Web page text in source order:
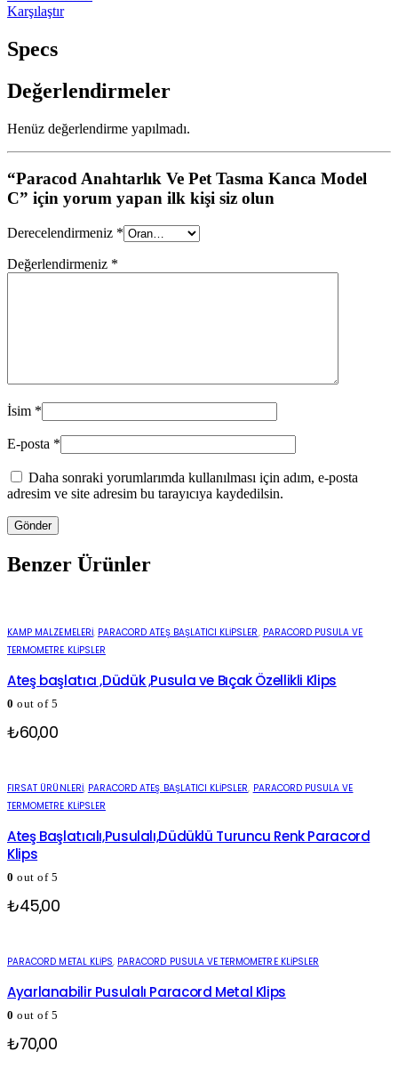
Karşılaştır
Specs
Değerlendirmeler
Henüz değerlendirme yapılmadı.
“Paracod Anahtarlık Ve Pet Tasma Kanca Model
C” için yorum yapan ilk kişi siz olun
Derecelendirmeniz *
Değerlendirmeniz *
İsim *
E-posta *
Daha sonraki yorumlarımda kullanılması için adım, e-posta
adresim ve site adresim bu tarayıcıya kaydedilsin.
Benzer Ürünler
KAMP MALZEMELERİ, PARACORD ATEŞ BAŞLATICI KLIPSLER, PARACORD PUSULA VE
TERMOMETRE KLIPSLER
Ateş başlatıcı ,Düdük ,Pusula ve Bıçak Özellikli Klips
0 out of 5
₺60,00
FIRSAT ÜRÜNLERİ, PARACORD ATEŞ BAŞLATICI KLIPSLER, PARACORD PUSULA VE
TERMOMETRE KLIPSLER
Ateş Başlatıcılı,Pusulalı,Düdüklü Turuncu Renk Paracord
Klips
0 out of 5
₺45,00
PARACORD METAL KLIPS, PARACORD PUSULA VE TERMOMETRE KLIPSLER
Ayarlanabilir Pusulalı Paracord Metal Klips
0 out of 5
₺70,00